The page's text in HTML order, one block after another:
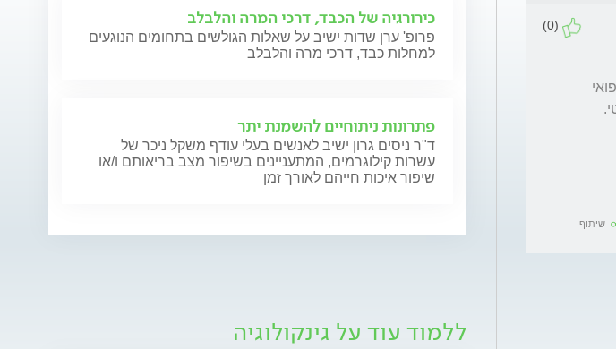
(0)
שיתוף
כירורגיה של הכבד, דרכי המרה והלבלב
פרופ' ערן שדות ישיב על שאלות הגולשים בתחומים הנוגעים
למחלות כבד, דרכי מרה והלבלב
פתרונות ניתוחיים להשמנת יתר
ד"ר ניסים גרון ישיב לאנשים בעלי עודף משקל ניכר של
עשרות קילוגרמים, המתעניינים בשיפור מצב בריאותם ו/או
שיפור איכות חייהם לאורך זמן
ללמוד עוד על גינקולוגיה